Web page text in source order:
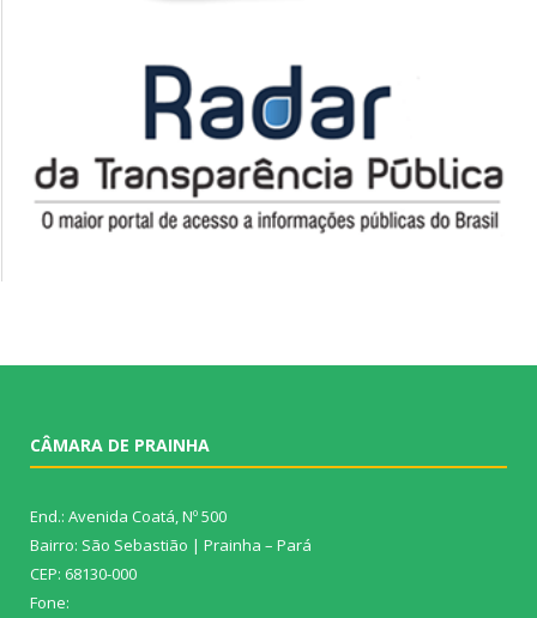
CÂMARA DE PRAINHA
End.: Avenida Coatá, Nº 500
Bairro: São Sebastião | Prainha – Pará
CEP: 68130-000
Fone: